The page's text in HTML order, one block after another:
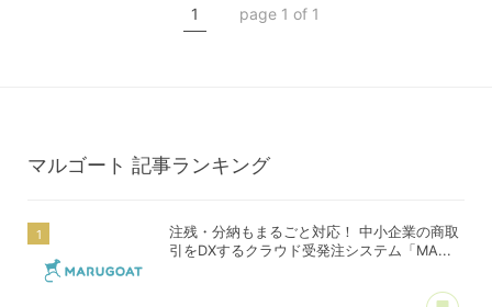
1 page 1 of 1
マルゴート 記事ランキング
注残・分納もまるごと対応！ 中小企業の商取
引をDXするクラウド受発注システム「MA...